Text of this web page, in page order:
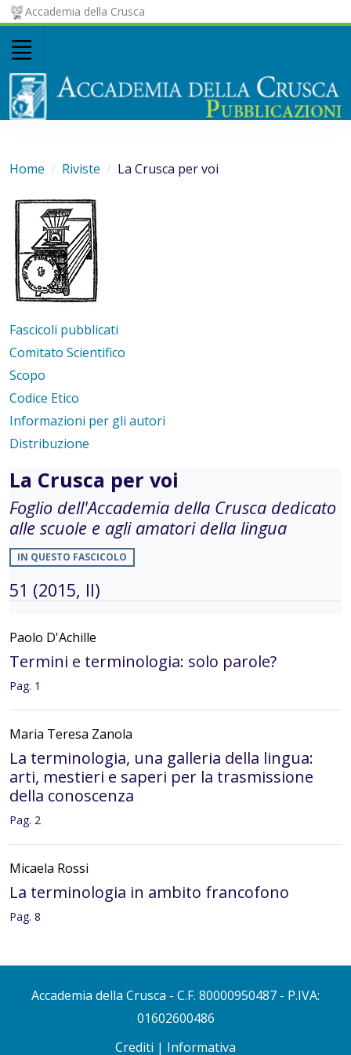
Accademia della Crusca
Home Riviste La Crusca per voi
Fascicoli pubblicati
Comitato Scientifico
Scopo
Codice Etico
Informazioni per gli autori
Distribuzione
La Crusca per voi
Foglio dell'Accademia della Crusca dedicato
alle scuole e agli amatori della lingua
IN QUESTO FASCICOLO
51 (2015, II)
Paolo D'Achille
Termini e terminologia: solo parole?
Pag. 1
Maria Teresa Zanola
La terminologia, una galleria della lingua:
arti, mestieri e saperi per la trasmissione
della conoscenza
Pag. 2
Micaela Rossi
La terminologia in ambito francofono
Pag. 8
Paola Cotticelli Kurras
La terminologia in ambito tedesco e
Accademia della Crusca - C.F. 80000950487 - P.IVA:
01602600486
Crediti | Informativa